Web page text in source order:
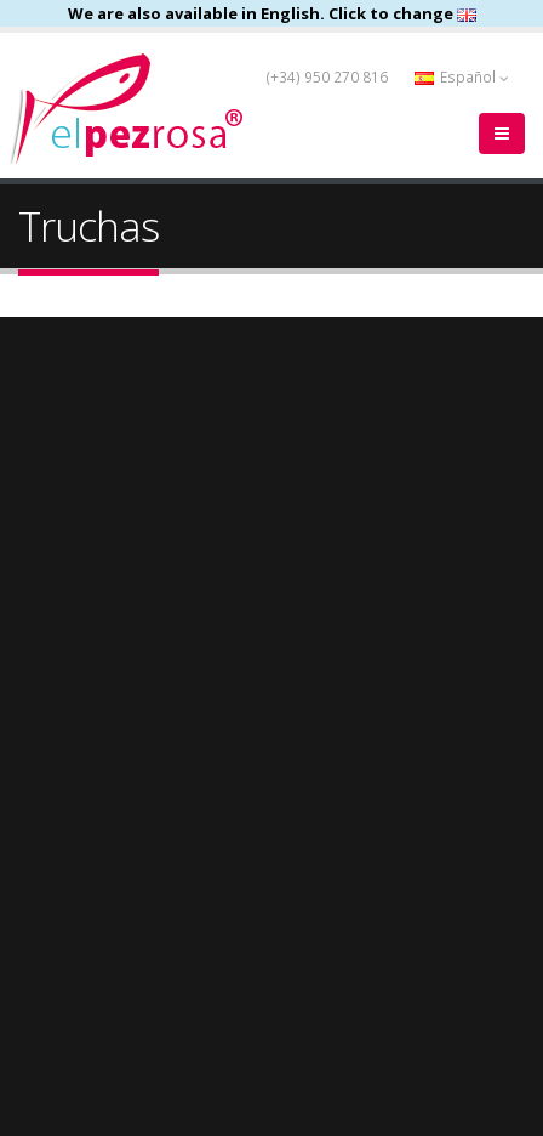
We are also available in English. Click to change
(+34) 950 270 816 Español
Truchas